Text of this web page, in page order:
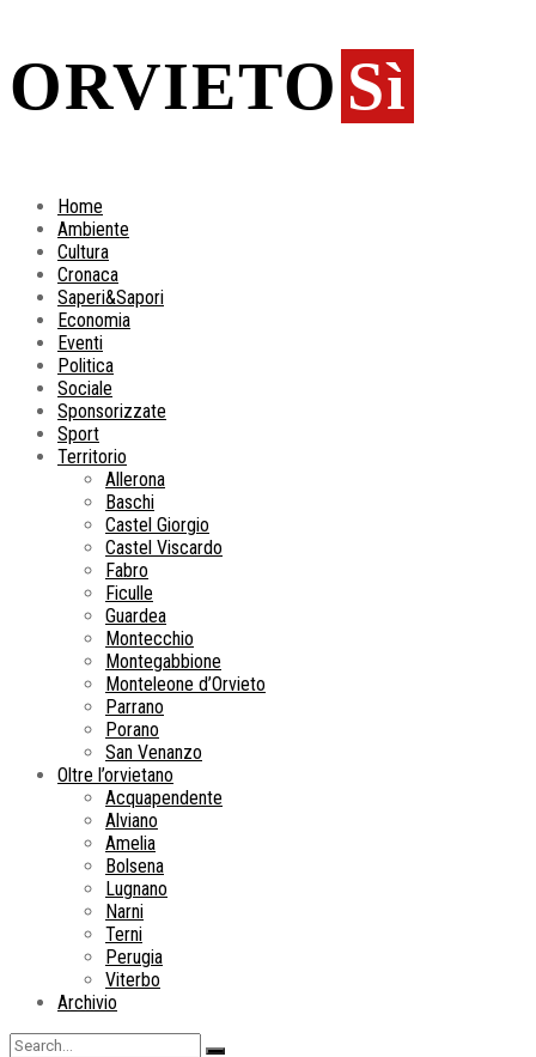
ORVIETO Sì
Home
Ambiente
Cultura
Cronaca
Saperi&Sapori
Economia
Eventi
Politica
Sociale
Sponsorizzate
Sport
Territorio
Allerona
Baschi
Castel Giorgio
Castel Viscardo
Fabro
Ficulle
Guardea
Montecchio
Montegabbione
Monteleone d’Orvieto
Parrano
Porano
San Venanzo
Oltre l’orvietano
Acquapendente
Alviano
Amelia
Bolsena
Lugnano
Narni
Terni
Perugia
Viterbo
Archivio